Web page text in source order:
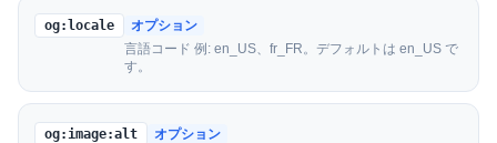
og:locale
オプション
言語コード 例: en_US、fr_FR。デフォルトは en_US で
す。
og:image:alt
オプション